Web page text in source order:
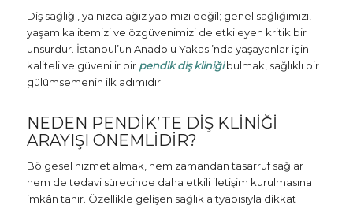
Diş sağlığı, yalnızca ağız yapımızı değil; genel sağlığımızı,
yaşam kalitemizi ve özgüvenimizi de etkileyen kritik bir
unsurdur. İstanbul’un Anadolu Yakası’nda yaşayanlar için
kaliteli ve güvenilir bir pendik diş kliniğibulmak, sağlıklı bir
gülümsemenin ilk adımıdır.
NEDEN PENDIK’TE DIŞ KLINIĞI
ARAYIŞI ÖNEMLIDIR?
Bölgesel hizmet almak, hem zamandan tasarruf sağlar
hem de tedavi sürecinde daha etkili iletişim kurulmasına
imkân tanır. Özellikle gelişen sağlık altyapısıyla dikkat